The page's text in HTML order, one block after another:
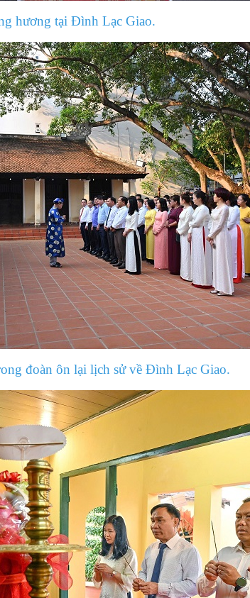
hương tại Đình Lạc Giao.
đoàn ôn lại lịch sử về Đình Lạc Giao.